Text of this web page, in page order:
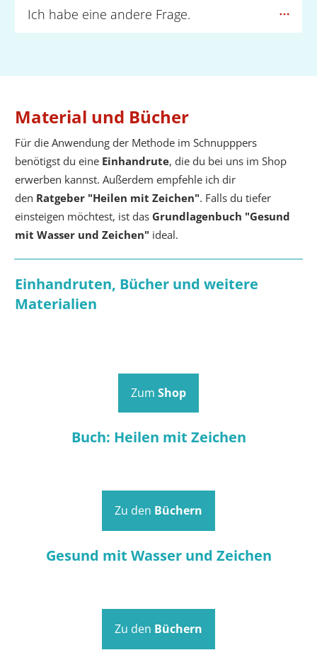
Ich habe eine andere Frage.
Material und Bücher
Für die Anwendung der Methode im Schnupppers
benötigst du eine Einhandrute, die du bei uns im Shop
erwerben kannst. Außerdem empfehle ich dir
den Ratgeber "Heilen mit Zeichen". Falls du tiefer
einsteigen möchtest, ist das Grundlagenbuch "Gesund
mit Wasser und Zeichen" ideal.
Einhandruten, Bücher und weitere
Materialien
Zum Shop
Buch: Heilen mit Zeichen
Zu den Büchern
Gesund mit Wasser und Zeichen
Zu den Büchern